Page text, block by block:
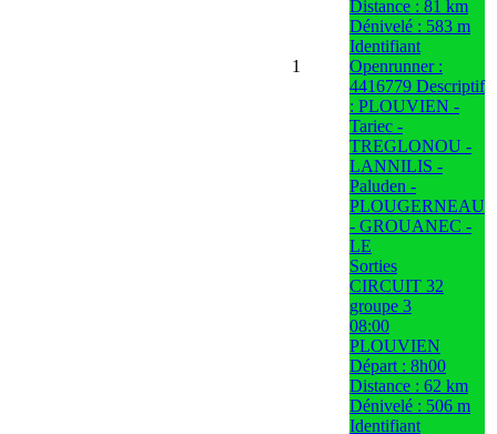
1
Distance : 81 km
Dénivelé : 583 m
Identifiant
Openrunner :
4416779 Descriptif
: PLOUVIEN -
Tariec -
TREGLONOU -
LANNILIS -
Paluden -
PLOUGERNEAU
- GROUANEC -
LE
Sorties
CIRCUIT 32
groupe 3
08:00
PLOUVIEN
Départ : 8h00
Distance : 62 km
Dénivelé : 506 m
Identifiant